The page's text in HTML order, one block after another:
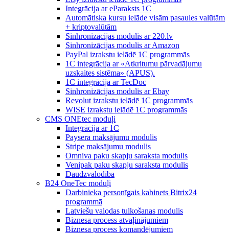
Integrācija ar eParaksts 1C
Automātiska kursu ielāde visām pasaules valūtām
+ kriptovalūtām
Sinhronizācijas modulis ar 220.lv
Sinhronizācijas modulis ar Amazon
PayPal izrakstu ielādē 1C programmās
1C integrācija ar «Atkritumu pārvadājumu
uzskaites sistēma» (APUS).
1C integrācija ar TecDoc
Sinhronizācijas modulis ar Ebay
Revolut izrakstu ielādē 1C programmās
WISE izrakstu ielādē 1C programmās
CMS ONEtec moduļi
Integrācija ar 1C
Paysera maksājumu modulis
Stripe maksājumu modulis
Omniva paku skapju saraksta modulis
Venipak paku skapju saraksta modulis
Daudzvalodība
B24 OneTec moduļi
Darbinieka personīgais kabinets Bitrix24
programmā
Latviešu valodas tulkošanas modulis
Biznesa process atvaļinājumiem
Biznesa process komandējumiem